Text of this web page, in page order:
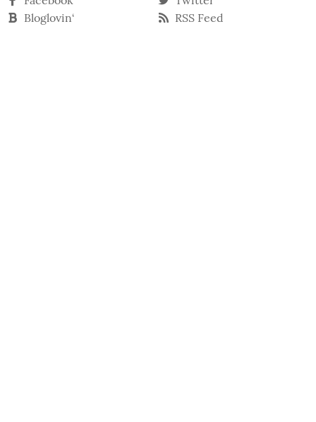
Bloglovin‘
RSS Feed